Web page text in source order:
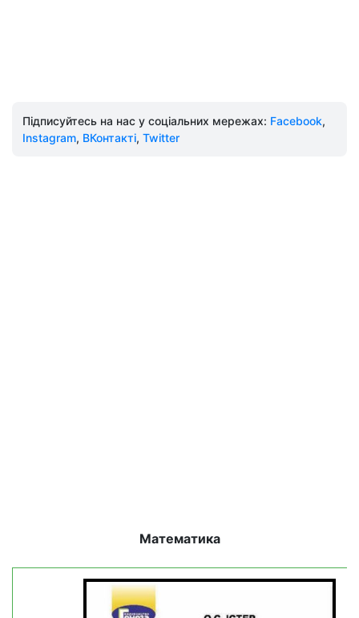
Підписуйтесь на нас у соціальних мережах: Facebook,
Instagram, ВКонтакті, Twitter
Математика